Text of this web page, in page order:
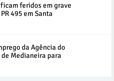
feridos em grave
495 em Santa
da Agência do
Medianeira para